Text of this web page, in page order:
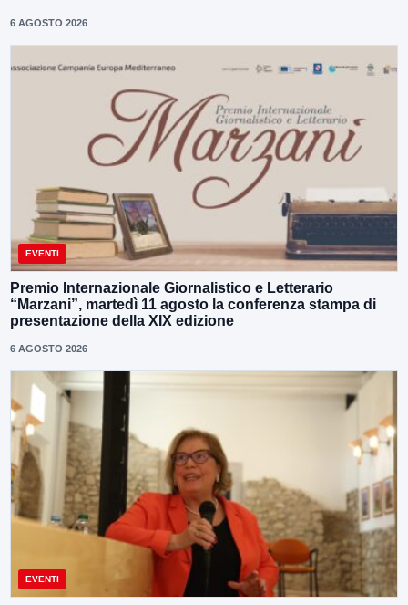
6 AGOSTO 2026
EVENTI
Premio Internazionale Giornalistico e Letterario
“Marzani”, martedì 11 agosto la conferenza stampa di
presentazione della XIX edizione
6 AGOSTO 2026
EVENTI